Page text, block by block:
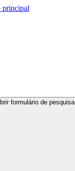
principal
formulário de pesquisa